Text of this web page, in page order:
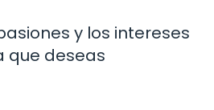
y los intereses
que deseas